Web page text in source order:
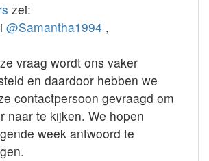
zei:
@Samantha1994 ,
vraag wordt ons vaker
en daardoor hebben we
contactpersoon gevraagd om
naar te kijken. We hopen
week antwoord te